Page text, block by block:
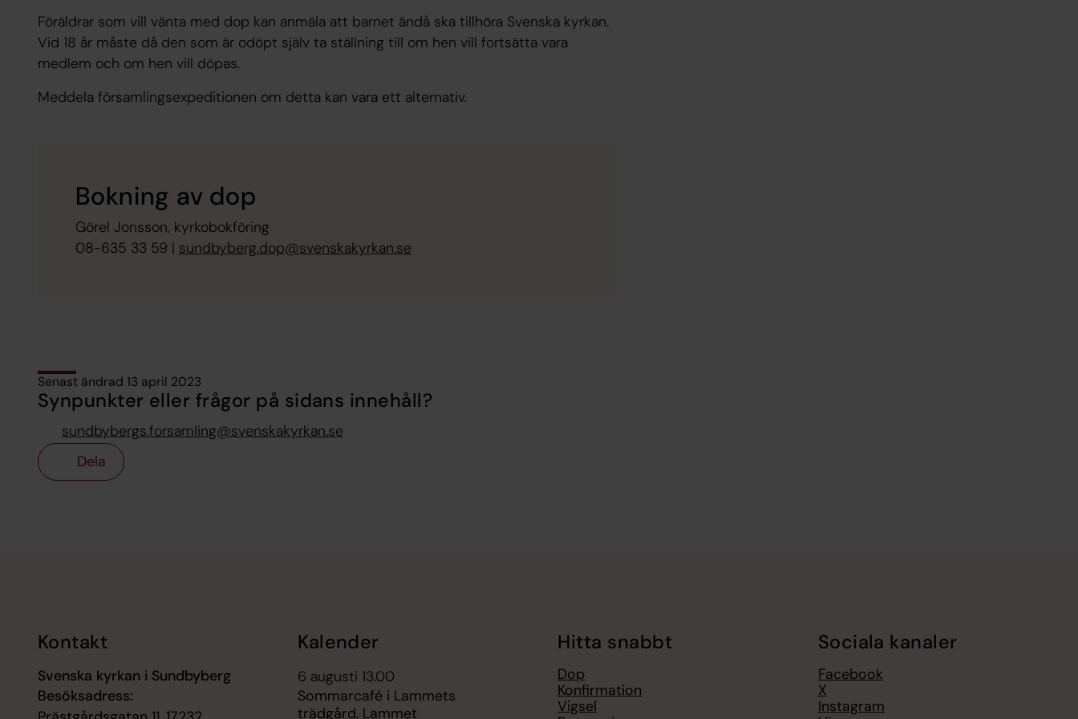
Föräldrar som vill vänta med dop kan anmäla att barnet ändå ska tillhöra Svenska kyrkan.
Vid 18 år måste då den som är odöpt själv ta ställning till om hen vill fortsätta vara
medlem och om hen vill döpas.
Meddela församlingsexpeditionen om detta kan vara ett alternativ.
Bokning av dop
Görel Jonsson, kyrkobokföring
08-635 33 59 | sundbyberg.dop@svenskakyrkan.se
Senast ändrad 13 april 2023
Synpunkter eller frågor på sidans innehåll?
sundbybergs.forsamling@svenskakyrkan.se
Dela
Kontakt
Svenska kyrkan i Sundbyberg
Besöksadress:
Kalender
6 augusti 13.00
Sommarcafé i Lammets
trädgård, Lammet
Hitta snabbt
Dop
Konfirmation
Vigsel
Sociala kanaler
Facebook
X
Instagram